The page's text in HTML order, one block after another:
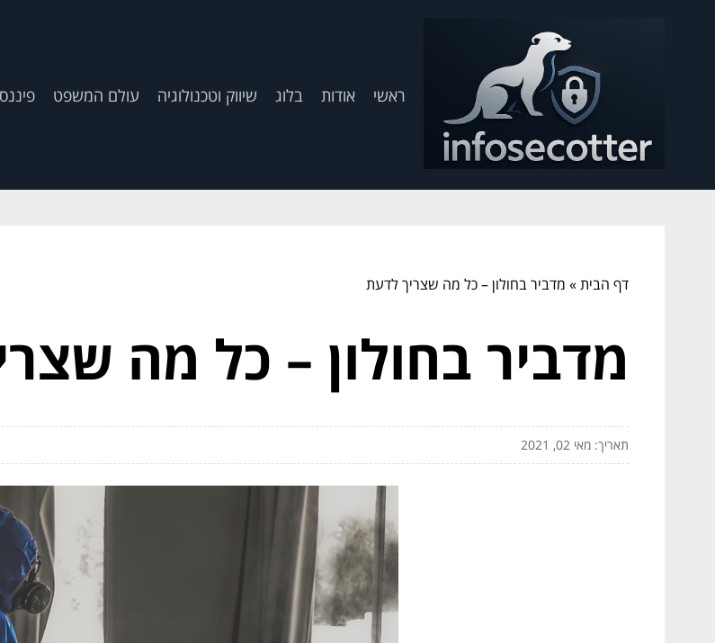
ראשי אודות בלוג שיווק וטכנולוגיה עולם המשפט
דף הבית» מדביר בחולון – כל מה שצריך לדעת
מדביר בחולון – כל מה
תאריך: מאי 02, 2021